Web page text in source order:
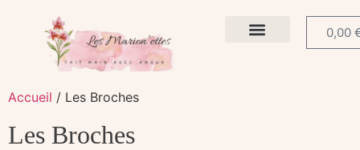
0,00
Accueil / Les Broches
Les Broches